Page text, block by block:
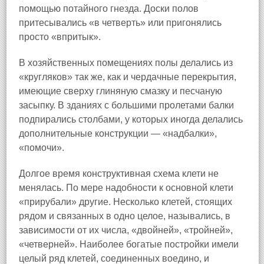
помощью потайного гнезда. Доски полов
притесывались «в четверть» или пригонялись
просто «впритык».
В хозяйственных помещениях полы делались из
«кругляков» так же, как и чердачные перекрытия,
имеющие сверху глиняную смазку и песчаную
засыпку. В зданиях с большими пролетами балки
подпирались столбами, у которых иногда делались
дополнительные конструкции — «надбалки»,
«помочи».
Долгое время конструктивная схема клети не
менялась. По мере надобности к основной клети
«прирубали» другие. Несколько клетей, стоящих
рядом и связанных в одно целое, назывались, в
зависимости от их числа, «двойней», «тройней»,
«четверней». Наиболее богатые постройки имели
целый ряд клетей, соединенных воедино, и